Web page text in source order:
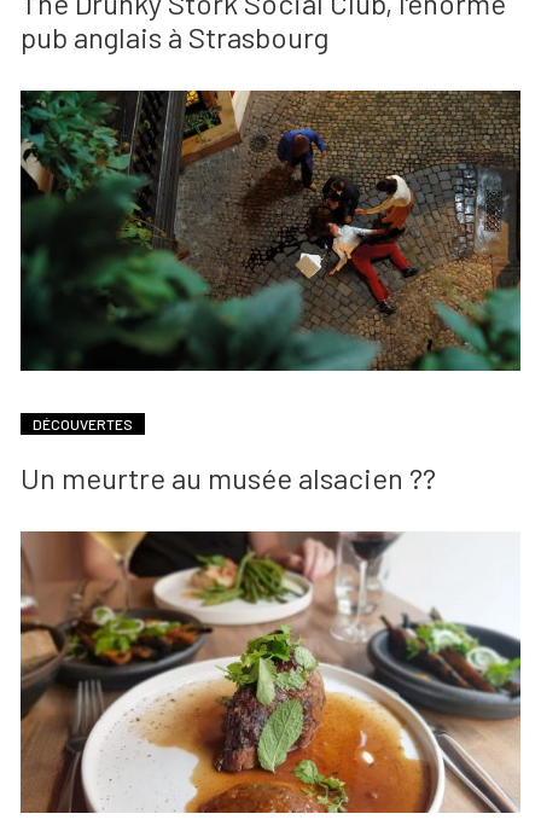
pub anglais à Strasbourg
DÉCOUVERTES
Un meurtre au musée alsacien ??